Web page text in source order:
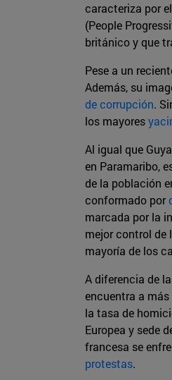
caracteriza por el
(People
británico y que
Pese a un
Además, su
de corrupción.
los mayores
Al igual que
en Paramaribo,
de la población
conformado por
marcada por la
mejor control de
mayoría de los
A diferencia de
encuentra a
la tasa de
Europea y sede
francesa se
protestas.